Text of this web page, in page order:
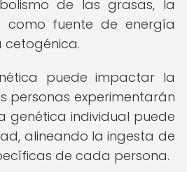
de las grasas, la
fuente de energía
cetogénica.
puede impactar la
personas experimentarán
genética individual puede
alineando la ingesta de
de cada persona.